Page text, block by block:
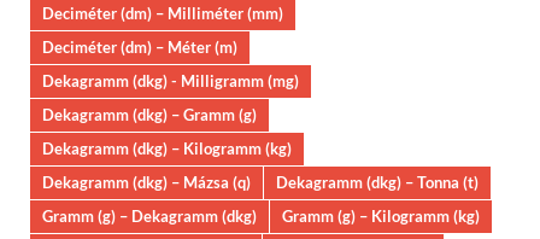
Deciméter (dm) – Milliméter (mm)
Deciméter (dm) – Méter (m)
Dekagramm (dkg) - Milligramm (mg)
Dekagramm (dkg) – Gramm (g)
Dekagramm (dkg) – Kilogramm (kg)
Dekagramm (dkg) – Mázsa (q)
Dekagramm (dkg) – Tonna (t)
Gramm (g) – Dekagramm (dkg)
Gramm (g) – Kilogramm (kg)